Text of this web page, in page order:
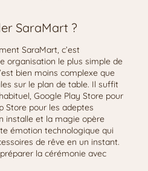
SaraMart ?
SaraMart, c’est
organisation le plus simple de
bien moins complexe que
sur le plan de table. Il suffit
Google Play Store pour
Store pour les adeptes
installe et la magie opère
émotion technologique qui
de rêve en un instant.
la cérémonie avec